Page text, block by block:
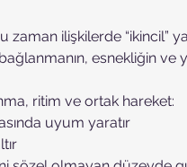
zaman ilişkilerde “ikincil”
esnekliğin ve
ritim ve ortak hareket:
uyum yaratır